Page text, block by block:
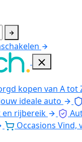
kopen van A tot
ideale auto
en rijbereik
Occasions Vind,